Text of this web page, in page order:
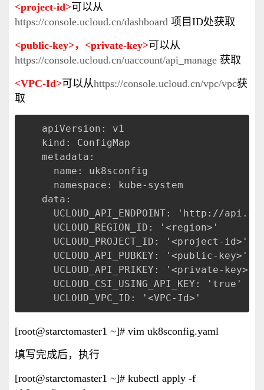
<project-id>可以从
https://console.ucloud.cn/dashboard 项目ID处获取
<public-key>，<private-key>可以从
https://console.ucloud.cn/uaccount/api_manage 获取
<VPC-Id>可以从https://console.ucloud.cn/vpc/vpc获
取
apiVersion: v1
kind: ConfigMap
metadata:
name: uk8sconfig
namespace: kube-system
data:
UCLOUD_API_ENDPOINT: 'http://
UCLOUD_REGION_ID: '<region>'
UCLOUD_PROJECT_ID: '<project-id>'
UCLOUD_API_PUBKEY: '<public-key>'
UCLOUD_API_PRIKEY: '<private-key>'
UCLOUD_CSI_USING_API_KEY: 'true'
UCLOUD_VPC_ID: '<VPC-Id>'
[root@starctomaster1 ~]# vim uk8sconfig.yaml
填写完成后，执行
[root@starctomaster1 ~]# kubectl apply -f